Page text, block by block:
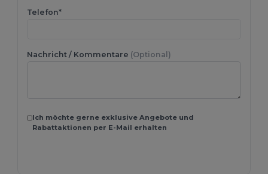
Telefon*
Nachricht / Kommentare (Optional)
Ich möchte gerne exklusive Angebote und
Rabattaktionen per E-Mail erhalten